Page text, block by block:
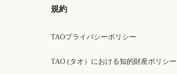
規約
TAOプライバシーポリシー
TAO (タオ）における知的財産ポリシー